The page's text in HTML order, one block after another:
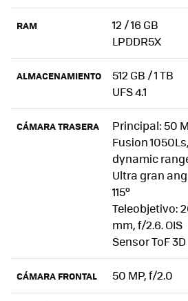
RAM
12 / 16 GB
LPDDR5X
ALMACENAMIENTO
512 GB / 1 TB
UFS 4.1
CÁMARA TRASERA
Principal: 50
Fusion
dynamic
Ultra gran
115º
Teleobjetivo:
mm, f/2.6. OIS
Sensor ToF 3D
CÁMARA FRONTAL 50 MP, f/2.0